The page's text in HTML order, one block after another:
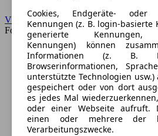
VW
Forum
Cookies, Endgeräte- oder
Kennungen (z. B. login-basierte
generierte Kennungen,
Kennungen) können
Informationen (z. B.
Browserinformationen,
unterstützte Technologien
gespeichert oder von dort
es jedes Mal
oder einer Webseite aufruft.
einen oder mehrere der
Verarbeitungszwecke.